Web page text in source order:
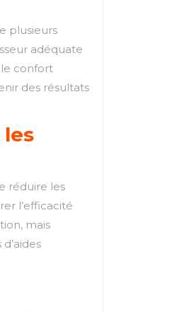
plusieurs
adéquate
confort
des résultats
réduire les
l’efficacité
mais